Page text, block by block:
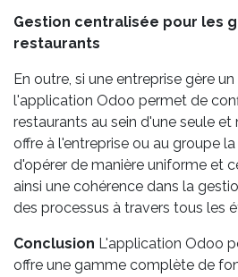
Gestion centralisée pour les
restaurants
En outre, si une entreprise gère
l'application Odoo permet de
restaurants au sein d'une seule
offre à l'entreprise ou au groupe
d'opérer de manière uniforme et
ainsi une cohérence dans la
des processus à travers tous les
Conclusion L'application Odoo
offre une gamme complète de